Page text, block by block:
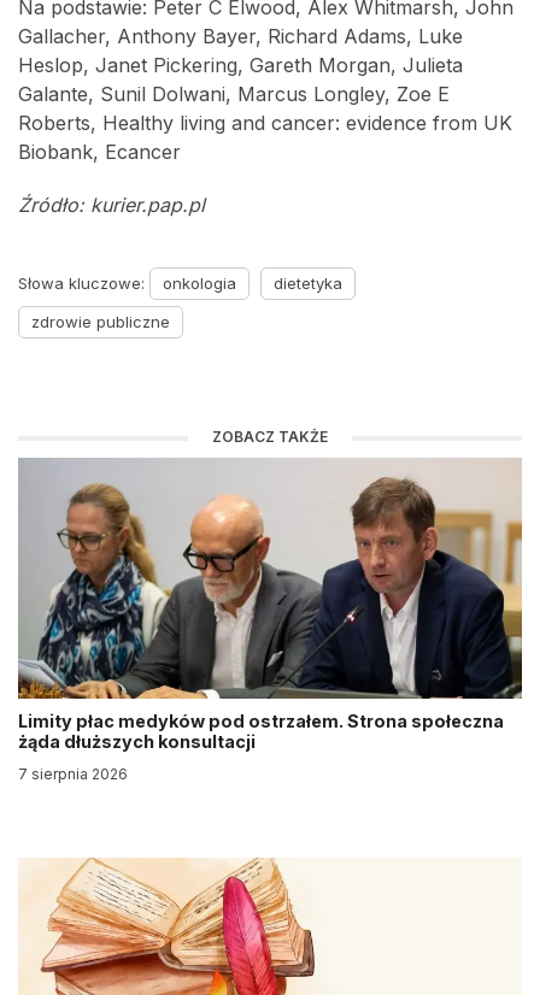
Na podstawie: Peter C Elwood, Alex Whitmarsh, John
Gallacher, Anthony Bayer, Richard Adams, Luke
Heslop, Janet Pickering, Gareth Morgan, Julieta
Galante, Sunil Dolwani, Marcus Longley, Zoe E
Roberts, Healthy living and cancer: evidence from UK
Biobank, Ecancer
Źródło: kurier.pap.pl
Słowa kluczowe: onkologia
dietetyka
zdrowie publiczne
ZOBACZ TAKŻE
Limity płac medyków pod ostrzałem. Strona społeczna
żąda dłuższych konsultacji
7 sierpnia 2026